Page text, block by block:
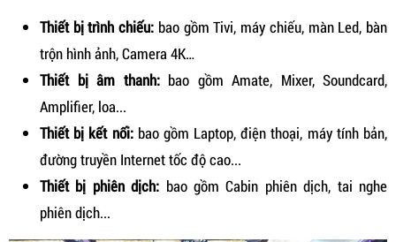
Thiết bị trình chiếu: bao gồm Tivi, máy chiếu, màn Led, bàn
trộn hình ảnh, Camera 4K…
Thiết bị âm thanh:bao gồm Amate, Mixer, Soundcard,
Amplifier, loa...
Thiết bị kết nối:bao gồm Laptop, điện thoại, máy tính bản,
đường truyền Internet tốc độ cao...
Thiết bị phiên dịch: bao gồm Cabin phiên dịch, tai nghe
phiên dịch...